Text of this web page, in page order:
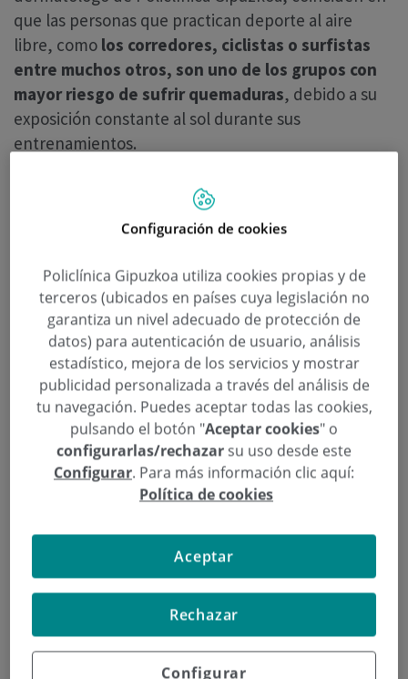
que las personas que practican deporte al aire
libre, como los corredores, ciclistas o surfistas
entre muchos otros, son uno de los grupos con
mayor riesgo de sufrir quemaduras, debido a su
exposición constante al sol durante sus
entrenamientos.
La piel del deportista sufre más agresiones que
la del resto de la población
exposición a las radiaciones solares, teniendo más
posibilidad de sufrir alteraciones a nivel dérmico y
epidérmico, estando sometida a una mayor
deshidratación y a agresiones externas, como
ampollas, rozaduras, etc.” expone el dermatólogo.
Jorge Soto reconoce que entre los deportistas “se
comete mucho el error de aplicar protector solar
solo cuando llega el verano, peroel sol está
presente los 365 días del año. Son muchas las
ocasiones en la que los deportistas se aplican
protección en las piernas, brazos y la cara, pero
dejan completamente expuestos zonas mucho más
sensibles y fáciles de quemar, como las orejas, el
cuello o la nuca. Esnecesario aplicar la protección
solar en grandes cantidades, repetidamente y
eligiendo una crema cuya textura no dañe ni
irrite los ojos. Además, la elección de la vestimenta
Configuración de cookies
Policlínica Gipuzkoa utiliza cookies propias y de
terceros (ubicados en países cuya legislación no
garantiza un nivel adecuado de protección de
datos) para autenticación de usuario, análisis
estadístico, mejora de los servicios y mostrar
publicidad personalizada a través del análisis de
tu navegación. Puedes aceptar todas las cookies,
pulsando el botón "Aceptar cookies" o
configurarlas/rechazar su uso desde este
Configurar. Para más información clic aquí:
Política de cookies
Configurar
Rechazar
Aceptar